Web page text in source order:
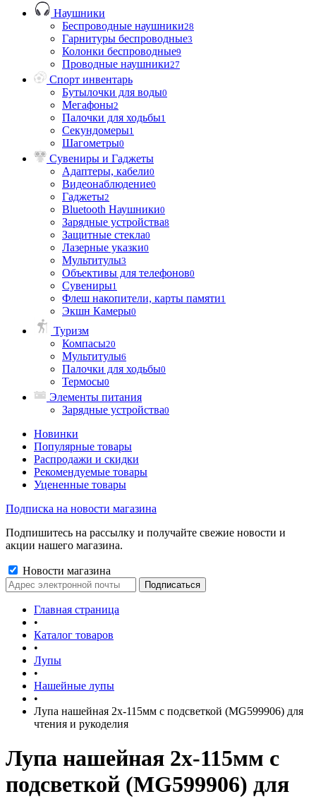
Наушники
Беспроводные наушники28
Гарнитуры беспроводные3
Колонки беспроводные9
Проводные наушники27
Спорт инвентарь
Бутылочки для воды0
Мегафоны2
Палочки для ходьбы1
Секундомеры1
Шагометры0
Сувениры и Гаджеты
Адаптеры, кабели0
Видеонаблюдение0
Гаджеты2
Bluetooth Наушники0
Зарядные устройства8
Защитные стекла0
Лазерные указки0
Мультитулы3
Объективы для телефонов0
Сувениры1
Флеш накопители, карты памяти1
Экшн Камеры0
Туризм
Компасы20
Мультитулы6
Палочки для ходьбы0
Термосы0
Элементы питания
Зарядные устройства0
Новинки
Популярные товары
Распродажи и скидки
Рекомендуемые товары
Уцененные товары
Подписка на новости магазина
Подпишитесь на рассылку и получайте свежие новости и
акции нашего магазина.
Новости магазина
Главная страница
•
Каталог товаров
•
Лупы
•
Нашейные лупы
•
Лупа нашейная 2x-115мм с подсветкой (MG599906) для
чтения и рукоделия
Лупа нашейная 2x-115мм с
подсветкой (MG599906) для